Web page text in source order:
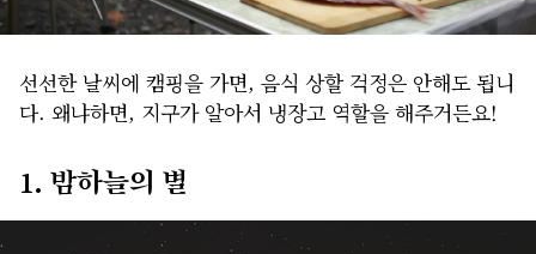
선선한 날씨에 캠핑을 가면, 음식 상할 걱정은 안해도 됩니
다. 왜냐하면, 지구가 알아서 냉장고 역할을 해주거든요!
1. 밤하늘의 별